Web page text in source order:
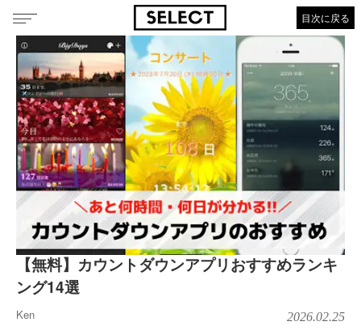
目次に戻る
【無料】カウントダウンアプリおすすめランキ
ング14選
Ken 2026.02.25